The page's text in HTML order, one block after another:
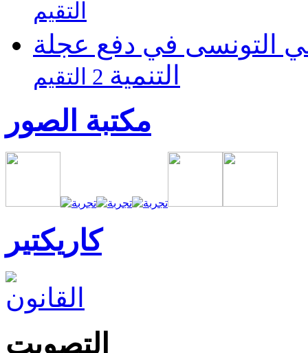
التقيم
التونسى في دفع عجلة
التنمية
مكتبة الصور
كاريكتير
التصويت